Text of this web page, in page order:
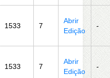
1533 7
Abrir
Edição
-
1533 7
Abrir
Edição
-